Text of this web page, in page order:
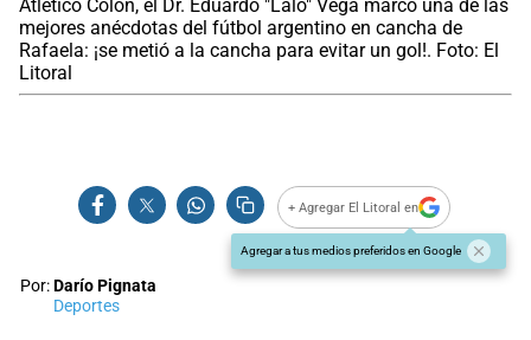
Atlético Colón, el Dr. Eduardo "Lalo" Vega marcó una de las
mejores anécdotas del fútbol argentino en cancha de
Rafaela: ¡se metió a la cancha para evitar un gol!. Foto: El
Litoral
+ Agregar El Litoral en
Agregar a tus medios preferidos en Google
Por:Darío Pignata
Deportes